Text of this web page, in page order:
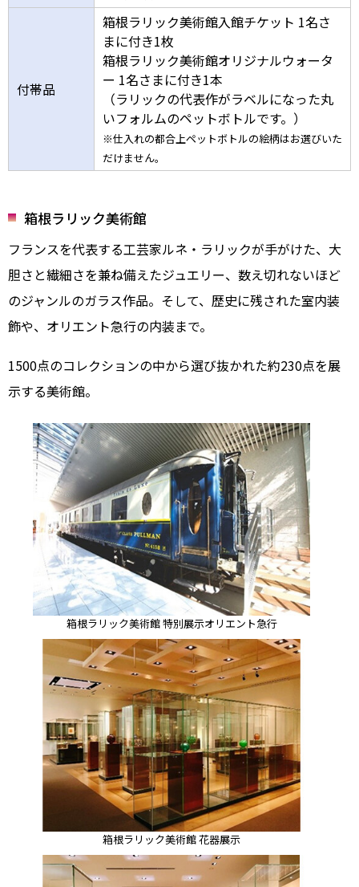
付帯品
箱根ラリック美術館入館チケット 1名さ
まに付き1枚
箱根ラリック美術館オリジナルウォータ
ー 1名さまに付き1本
（ラリックの代表作がラベルになった丸
いフォルムのペットボトルです。）
※仕入れの都合上ペットボトルの絵柄はお選びいた
だけません。
箱根ラリック美術館
フランスを代表する工芸家ルネ・ラリックが手がけた、大
胆さと繊細さを兼ね備えたジュエリー、数え切れないほど
のジャンルのガラス作品。そして、歴史に残された室内装
飾や、オリエント急行の内装まで。
1500点のコレクションの中から選び抜かれた約230点を展
示する美術館。
箱根ラリック美術館 特別展示オリエント急行
箱根ラリック美術館 花器展示